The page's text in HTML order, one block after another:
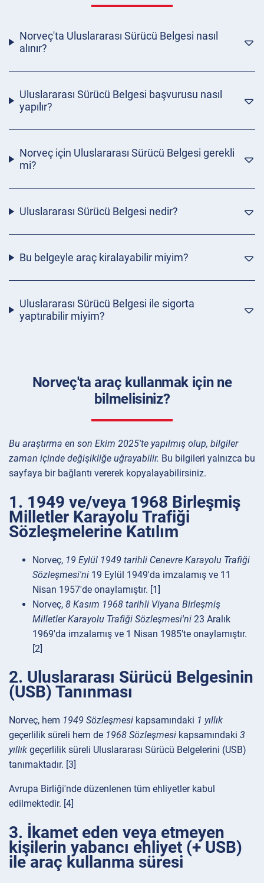
Norveç'ta Uluslararası Sürücü Belgesi nasıl
alınır?
Uluslararası Sürücü Belgesi başvurusu nasıl
yapılır?
Norveç için Uluslararası Sürücü Belgesi gerekli
mi?
Uluslararası Sürücü Belgesi nedir?
Bu belgeyle araç kiralayabilir miyim?
Uluslararası Sürücü Belgesi ile sigorta
yaptırabilir miyim?
Norveç'ta araç kullanmak için ne
bilmelisiniz?
Bu araştırma en son Ekim 2025'te yapılmış olup, bilgiler
zaman içinde değişikliğe uğrayabilir. Bu bilgileri yalnızca bu
sayfaya bir bağlantı vererek kopyalayabilirsiniz.
1. 1949 ve/veya 1968 Birleşmiş
Milletler Karayolu Trafiği
Sözleşmelerine Katılım
Norveç, 19 Eylül 1949 tarihli Cenevre Karayolu Trafiği
Sözleşmesi'ni 19 Eylül 1949'da imzalamış ve 11
Nisan 1957'de onaylamıştır. [1]
Norveç, 8 Kasım 1968 tarihli Viyana Birleşmiş
Milletler Karayolu Trafiği Sözleşmesi'ni 23 Aralık
1969'da imzalamış ve 1 Nisan 1985'te onaylamıştır.
[2]
2. Uluslararası Sürücü Belgesinin
(USB) Tanınması
Norveç, hem 1949 Sözleşmesi kapsamındaki 1 yıllık
geçerlilik süreli hem de 1968 Sözleşmesi kapsamındaki 3
yıllık geçerlilik süreli Uluslararası Sürücü Belgelerini (USB)
tanımaktadır. [3]
Avrupa Birliği'nde düzenlenen tüm ehliyetler kabul
edilmektedir. [4]
3. İkamet eden veya etmeyen
kişilerin yabancı ehliyet (+ USB)
ile araç kullanma süresi